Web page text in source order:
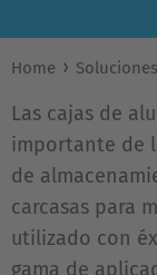
Home Soluciones
Las cajas de
importante de
de
carcasas para
utilizado con
gama de